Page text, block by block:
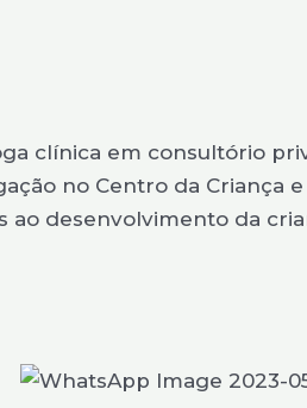
clínica em consultório
no Centro da Criança
desenvolvimento da